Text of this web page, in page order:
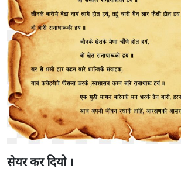
सेयर कर दियो ।